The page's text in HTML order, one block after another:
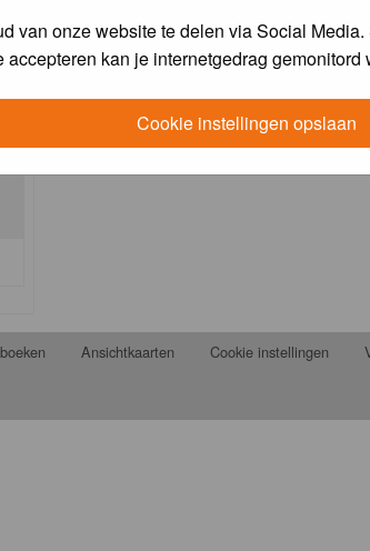
van onze website te delen via Social
kan je internetgedrag
Cookie instellingen opslaan
Ansichtkaarten Cookie instellingen